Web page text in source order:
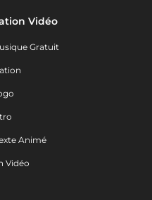
Vidéo
Gratuit
Animé
Vidéo